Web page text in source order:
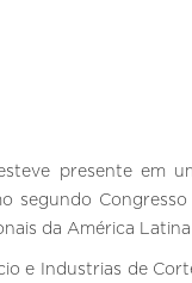
presente em
da América Latina
e Industrias de